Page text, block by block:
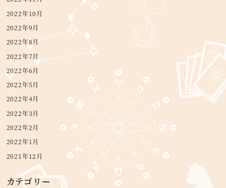
2022年10月
2022年9月
2022年8月
2022年7月
2022年6月
2022年5月
2022年4月
2022年3月
2022年2月
2022年1月
2021年12月
カテゴリー